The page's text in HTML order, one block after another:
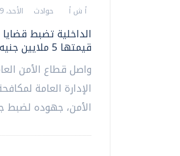
أ ش أ حوادث الأحد، 09 اغسطس 2026 01:04 م
الداخلية تضبط قضايا
قيمتها 5 ملايين جنيه
واصل قطاع الأمن
الإدارة العامة
الأمن، جهوده لضبط